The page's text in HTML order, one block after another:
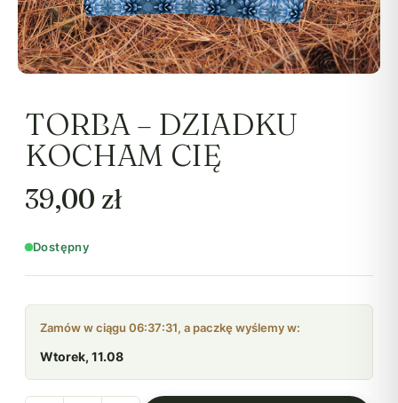
TORBA – DZIADKU
KOCHAM CIĘ
39,00 zł
Dostępny
Zamów w ciągu 06:37:30, a paczkę wyślemy w:
Wtorek, 11.08